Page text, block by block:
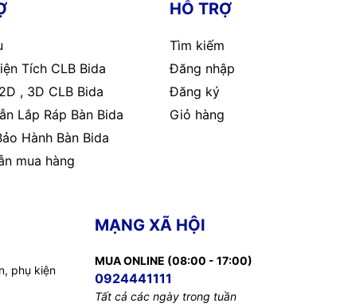
Tích CLB Bida
, 3D CLB Bida
Lắp Ráp Bàn Bida
Hành Bàn Bida
mua hàng
HỖ TRỢ
Tìm kiếm
Đăng nhập
Đăng ký
Giỏ hàng
phụ kiện
MẠNG XÃ HỘI
MUA ONLINE (08:00 - 17:00)
0924441111
Tất cả các ngày trong tuần